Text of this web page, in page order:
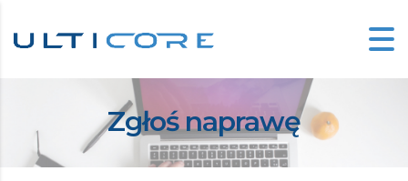
Zgłoś naprawę